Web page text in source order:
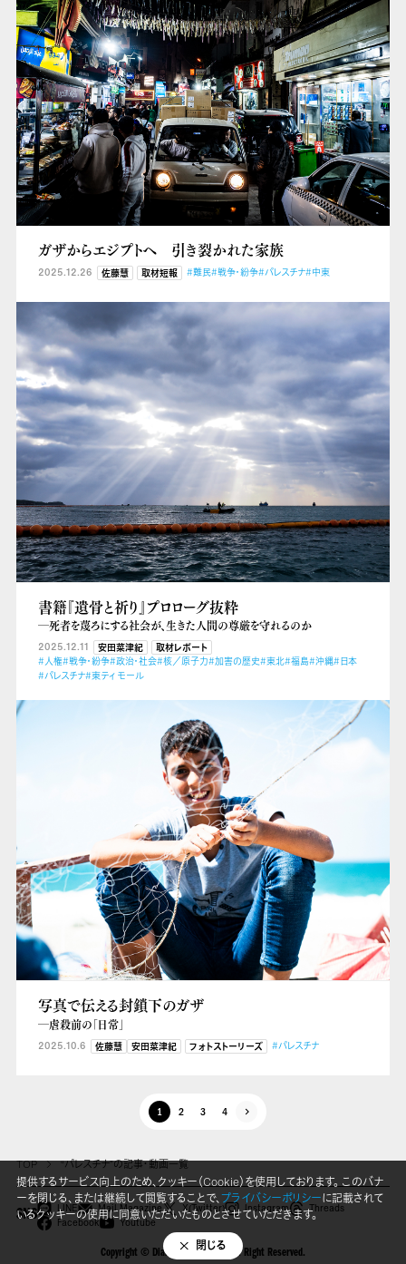
ガザからエジプトへ 引き裂かれた家族
2025.12.26 佐藤慧 取材短報 #難民#戦争・紛争#パレスチナ#中東
書籍『遺骨と祈り』プロローグ抜粋
―死者を蔑ろにする社会が、生きた人間の尊厳を守れるのか
2025.12.11 安田菜津紀
取材レポート
#人権#戦争・紛争#政治・社会#核／原子力#加害の歴史#東北#福島#沖縄#日本
#パレスチナ#東ティモール
写真で伝える封鎖下のガザ
―虐殺前の「日常」
2025.10.6 佐藤慧 安田菜津紀 フォトストーリーズ #パレスチナ
1 2 3 4
TOP “パレスチナ”の記事・動画一覧
SNS LINE Mail Magazine X(Twitter) Instagram
Threads
Facebook
Youtube
Copyright © Dialogue for People All Right Reserved.
提供するサービス向上のため、クッキー（Cookie）を使用しております。 このバナ
ーを閉じる、または継続して閲覧することで、プライバシーポリシーに記載されて
いるクッキーの使用に同意いただいたものとさせていただきます。
閉じる